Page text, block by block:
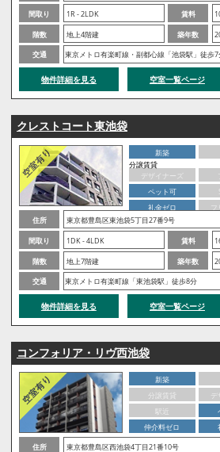
間取り
1R - 2LDK 賃料
階数
地上4階建 築年数
交通
東京メトロ有楽町線・副都心線「池袋駅」徒歩7
物件詳細を見る 空室一覧ページ
クレストコート東池袋
新築
分譲賃貸
デザイナーズ
ペット可
礼金ゼロ
住所
東京都豊島区東池袋5丁目27番9号
間取り
1DK - 4LDK 賃料
階数
地上7階建 築年数
交通
東京メトロ有楽町線「東池袋駅」徒歩8分
物件詳細を見る 空室一覧ページ
コンフォリア・リヴ西池袋
新築
分譲賃貸
駅近
仲介料ゼロ
住所
東京都豊島区西池袋4丁目21番10号